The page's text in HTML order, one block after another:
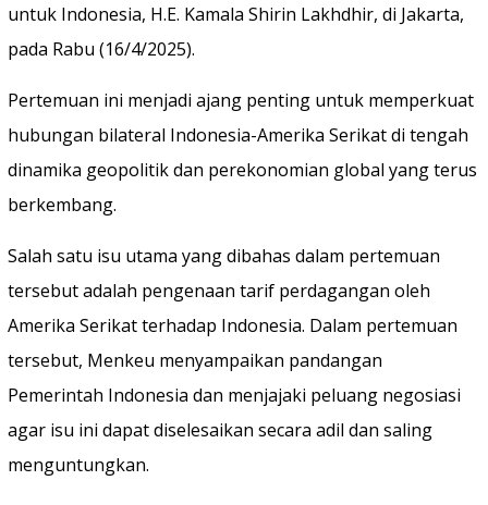
untuk Indonesia, H.E. Kamala Shirin Lakhdhir, di Jakarta,
pada Rabu (16/4/2025).
Pertemuan ini menjadi ajang penting untuk memperkuat
hubungan bilateral Indonesia-Amerika Serikat di tengah
dinamika geopolitik dan perekonomian global yang terus
berkembang.
Salah satu isu utama yang dibahas dalam pertemuan
tersebut adalah pengenaan tarif perdagangan oleh
Amerika Serikat terhadap Indonesia. Dalam pertemuan
tersebut, Menkeu menyampaikan pandangan
Pemerintah Indonesia dan menjajaki peluang negosiasi
agar isu ini dapat diselesaikan secara adil dan saling
menguntungkan.